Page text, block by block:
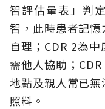
智評估量表」判
智，此時患者記
自理；CDR 2為
需他人協助；
地點及親人常已
照料。